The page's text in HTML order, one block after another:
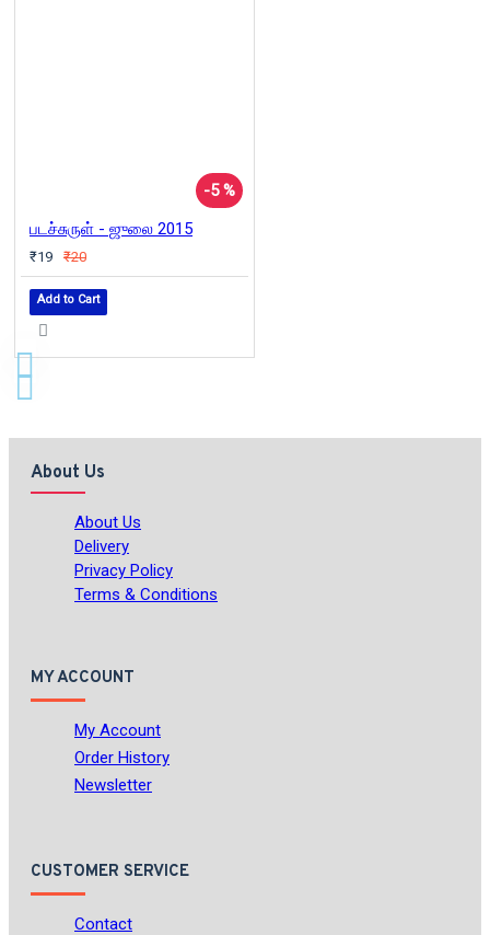
-5 %
படச்சுருள் - ஜுலை 2015
₹19 ₹20
Add to Cart
About Us
About Us
Delivery
Privacy Policy
Terms & Conditions
MY ACCOUNT
My Account
Order History
Newsletter
CUSTOMER SERVICE
Contact